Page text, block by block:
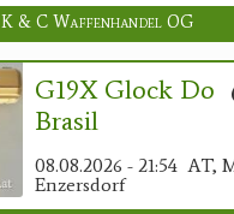
K & C Waffenhandel OG
G19X Glock Do
Brasil
08.08.2026 - 21:54 AT,
Enzersdorf